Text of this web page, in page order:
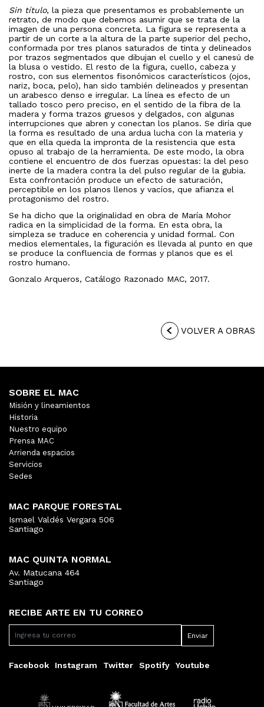
Sin título, la pieza que presentamos es probablemente un
retrato, de modo que debemos asumir que se trata de la
imagen de una persona concreta. La figura se representa a
partir de un corte a la altura de la parte superior del pecho,
conformada por tres planos saturados de tinta y delineados
por trazos segmentados que dibujan el cuello y el canesú de
la blusa o vestido. El resto de la figura, cuello, cabeza y
rostro, con sus elementos fisonómicos característicos (ojos,
nariz, boca, pelo), han sido también delineados y presentan
un arabesco denso e irregular. La línea es efecto de un
tallado tosco pero preciso, en el sentido de la fibra de la
madera y forma trazos gruesos y delgados, con algunas
interrupciones que abren y conectan los planos. Se diría que
la forma es resultado de una ardua lucha con la materia y
que en ella queda la impronta de la resistencia que esta
opuso al trabajo de la herramienta. De este modo, la obra
contiene el encuentro de dos fuerzas opuestas: la del peso
inerte de la madera contra la del pulso regular de la gubia.
Esta confrontación produce un efecto de saturación,
perceptible en los planos llenos y vacíos, que afianza el
protagonismo del rostro.
Se ha dicho que la originalidad en obra de María Mohor
radica en la simplicidad de la forma. En esta obra, la
simpleza se traduce en coherencia y unidad formal. Con
medios elementales, la figuración es llevada al punto en que
se produce la confluencia de formas y planos que es el
rostro humano.
Gonzalo Arqueros, Catálogo Razonado MAC, 2017.
VOLVER A OBRAS
RECIBE ARTE EN TU CORREO
Facebook Instagram Twitter Spotify Youtube
SOBRE EL MAC
Misión y lineamientos
Historia
Nuestro equipo
Prensa MAC
Arrienda espacios
Servicios
Sedes
MAC PARQUE FORESTAL
Ismael Valdés Vergara 506
Santiago
MAC QUINTA NORMAL
Av. Matucana 464
Santiago